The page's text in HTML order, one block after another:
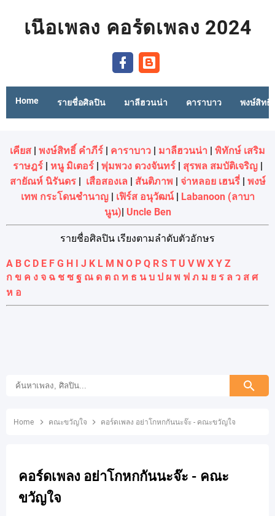
เนื้อเพลง คอร์ดเพลง 2024
Home รายชื่อศิลปิน มาลีฮวนน่า คาราบาว พงษ์สิทธิ์
เคียส | พงษ์สิทธิ์ คำภีร์ | คาราบาว | มาลีฮวนน่า | พิทักษ์ เสริม
ราษฎร์| หนู มิเตอร์| พุ่มพวง ดวงจันทร์| สุรพล สมบัติเจริญ|
สายัณห์ นิรันดร| เสือสองเล | สันติภาพ | จ่าหลอย เฮนรี่| พงษ์
เทพ กระโดนชํานาญ| เฟิร์ส อนุวัฒน์| Labanoon (ลาบา
นูน)| Uncle Ben
รายชื่อศิลปิน เรียงตามลำดับตัวอักษร
A B C D E F G H I J K L M N O P Q R S T U V W X Y Z
ก ข ค ง จ ฉ ช ซ ฐ ณ ด ต ถ ท ธ น บ ป ผ พ ฟ ภ ม ย ร ล ว ส ศ
ห อ
Home คณะขวัญใจ คอร์ดเพลง อย่าโกหกกันนะจ๊ะ - คณะขวัญใจ
คอร์ดเพลง อย่าโกหกกันนะจ๊ะ - คณะ
ขวัญใจ